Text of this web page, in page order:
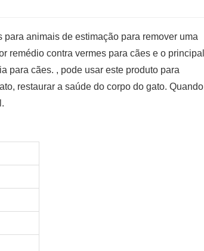
animais de estimação para remover uma
remédio contra vermes para cães e o principal
para cães. , pode usar este produto para
restaurar a saúde do corpo do gato. Quando